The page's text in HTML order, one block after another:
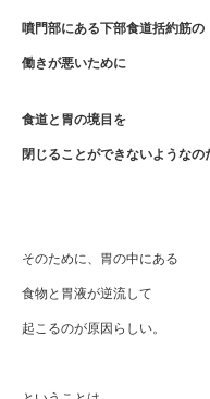
噴門部にある下部食道括約筋の
働きが悪いために
食道と胃の境目を
閉じることができないようなの
そのために、胃の中にある
食物と胃液が逆流して
起こるのが原因らしい。